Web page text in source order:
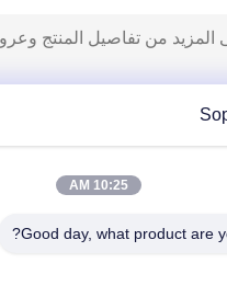
10:25 AM
Good day, what product are